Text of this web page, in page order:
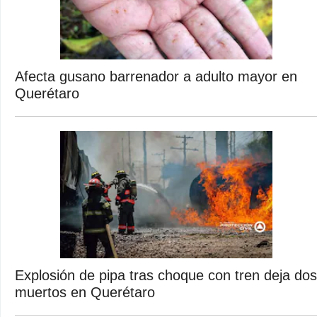
Afecta gusano barrenador a adulto mayor en
Querétaro
Explosión de pipa tras choque con tren deja dos
muertos en Querétaro